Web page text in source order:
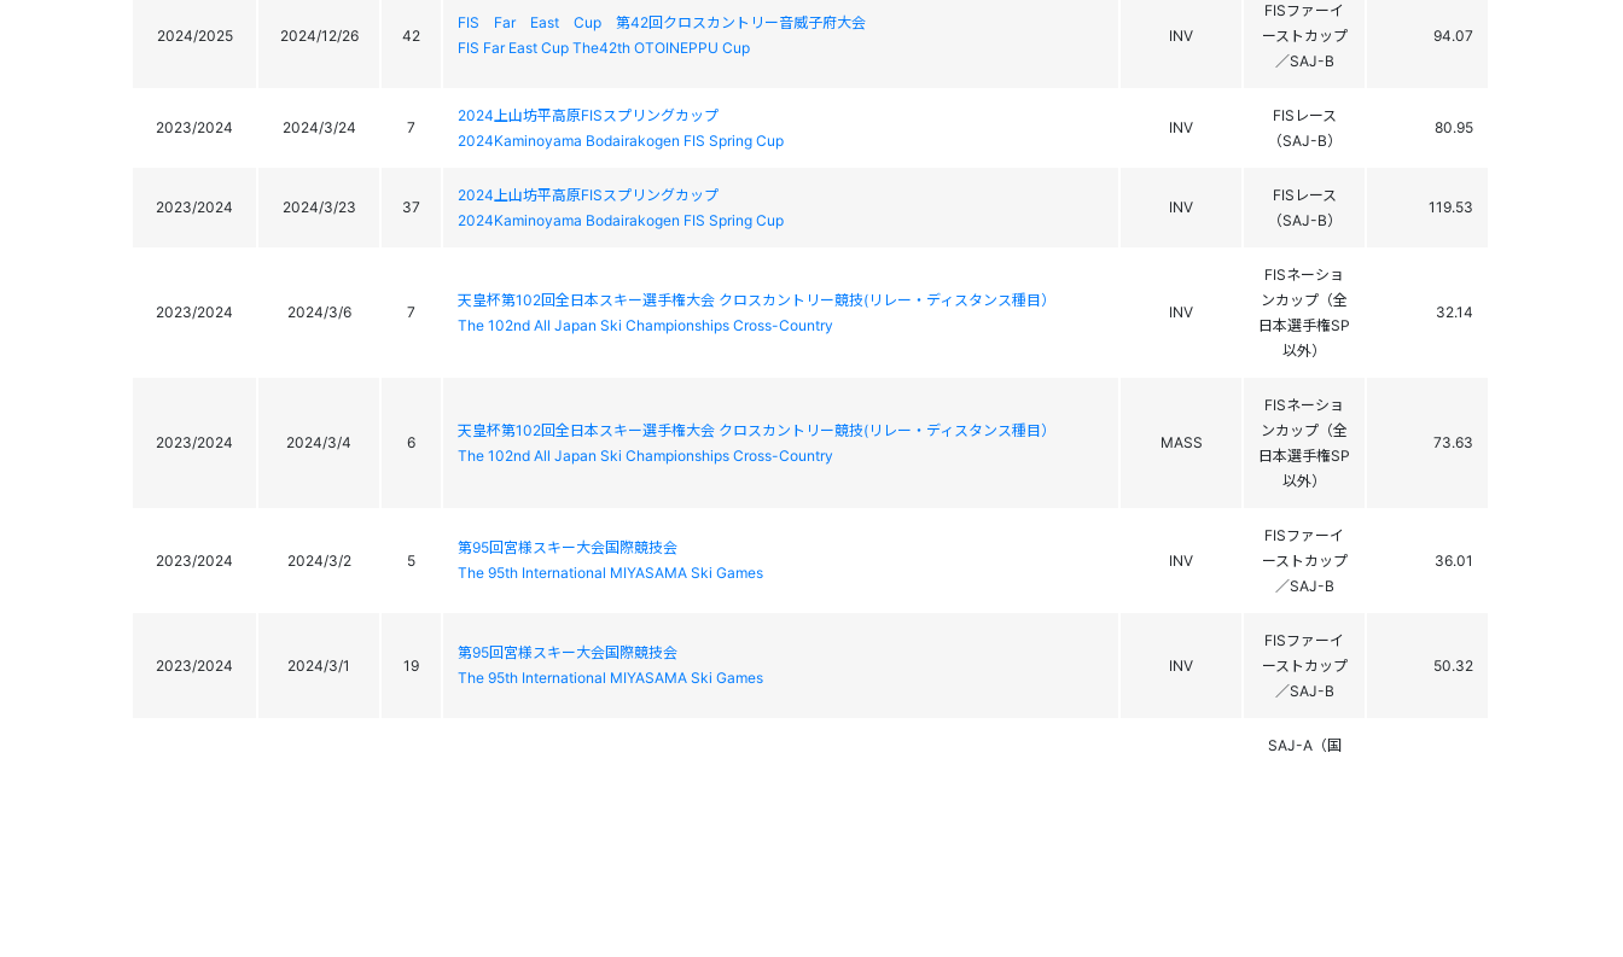
2024/2025 2024/12/26 42
FIS Far East Cup 第42回クロスカントリー音威子府大会
FIS Far East Cup The42th OTOINEPPU Cup
INV
FISファーイ
ーストカップ
／SAJ-B
94.07
2023/2024 2024/3/24 7
2024上山坊平高原FISスプリングカップ
2024Kaminoyama Bodairakogen FIS Spring Cup
INV
FISレース
（SAJ-B）
80.95
2023/2024 2024/3/23 37
2024上山坊平高原FISスプリングカップ
2024Kaminoyama Bodairakogen FIS Spring Cup
INV
FISレース
（SAJ-B）
119.53
2023/2024 2024/3/6 7
天皇杯第102回全日本スキー選手権大会 クロスカントリー競技(リレー・ディスタンス種目）
The 102nd All Japan Ski Championships Cross-Country
INV
FISネーショ
ンカップ（全
日本選手権SP
以外）
32.14
2023/2024 2024/3/4 6
天皇杯第102回全日本スキー選手権大会 クロスカントリー競技(リレー・ディスタンス種目）
The 102nd All Japan Ski Championships Cross-Country
MASS
FISネーショ
ンカップ（全
日本選手権SP
以外）
73.63
2023/2024 2024/3/2 5
第95回宮様スキー大会国際競技会
The 95th International MIYASAMA Ski Games
INV
FISファーイ
ーストカップ
／SAJ-B
36.01
2023/2024 2024/3/1 19
第95回宮様スキー大会国際競技会
The 95th International MIYASAMA Ski Games
INV
FISファーイ
ーストカップ
／SAJ-B
50.32
SAJ-A（国